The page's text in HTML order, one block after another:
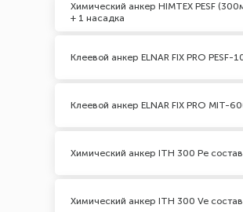
Химический анкер HIMTEX PESF
+ 1 насадка
Клеевой анкер ELNAR FIX PRO PESF-
Клеевой анкер ELNAR FIX PRO MIT-
Химический анкер ITH 300 Pe
Химический анкер ITH 300 Ve